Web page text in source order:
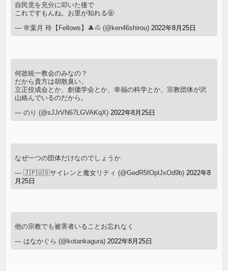
自民党を充分に叩いた後で
これですもんね。お里が知れる🤬
— 🌸葉月 玲【Fellows】🎩🐴 (@ken46shirou) 2022年8月25日
何故統一教会のみなの？
だから貴方は胡散臭い。
立正佼成会とか、創価学会とか、幸福の科学とか、宗教団体が沢
山絡んでいるのだから。
— のり (@sJJrVN67LGVAKqX) 2022年8月25日
なぜ一つの団体だけなのでしょうか
— 🇯🇵🇺🇸サイレンと魔女リティ (@GedR5fOplJxOd9b) 2022年8
月25日
他の宗教でも被害者いることお忘れなく
— はなかぐら (@kotankagura) 2022年8月25日